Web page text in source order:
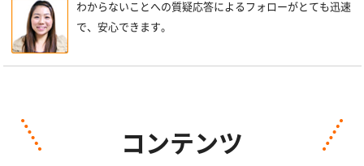
わからないことへの質疑応答によるフォローがとても迅速
で、安心できます。
コンテンツ